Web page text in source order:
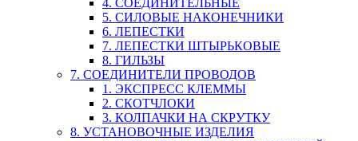
4. СОЕДИНИТЕЛЬНЫЕ
5. СИЛОВЫЕ НАКОНЕЧНИКИ
6. ЛЕПЕСТКИ
7. ЛЕПЕСТКИ ШТЫРЬКОВЫЕ
8. ГИЛЬЗЫ
7. СОЕДИНИТЕЛИ ПРОВОДОВ
1. ЭКСПРЕСС КЛЕММЫ
2. СКОТЧЛОКИ
3. КОЛПАЧКИ НА СКРУТКУ
8. УСТАНОВОЧНЫЕ ИЗДЕЛИЯ